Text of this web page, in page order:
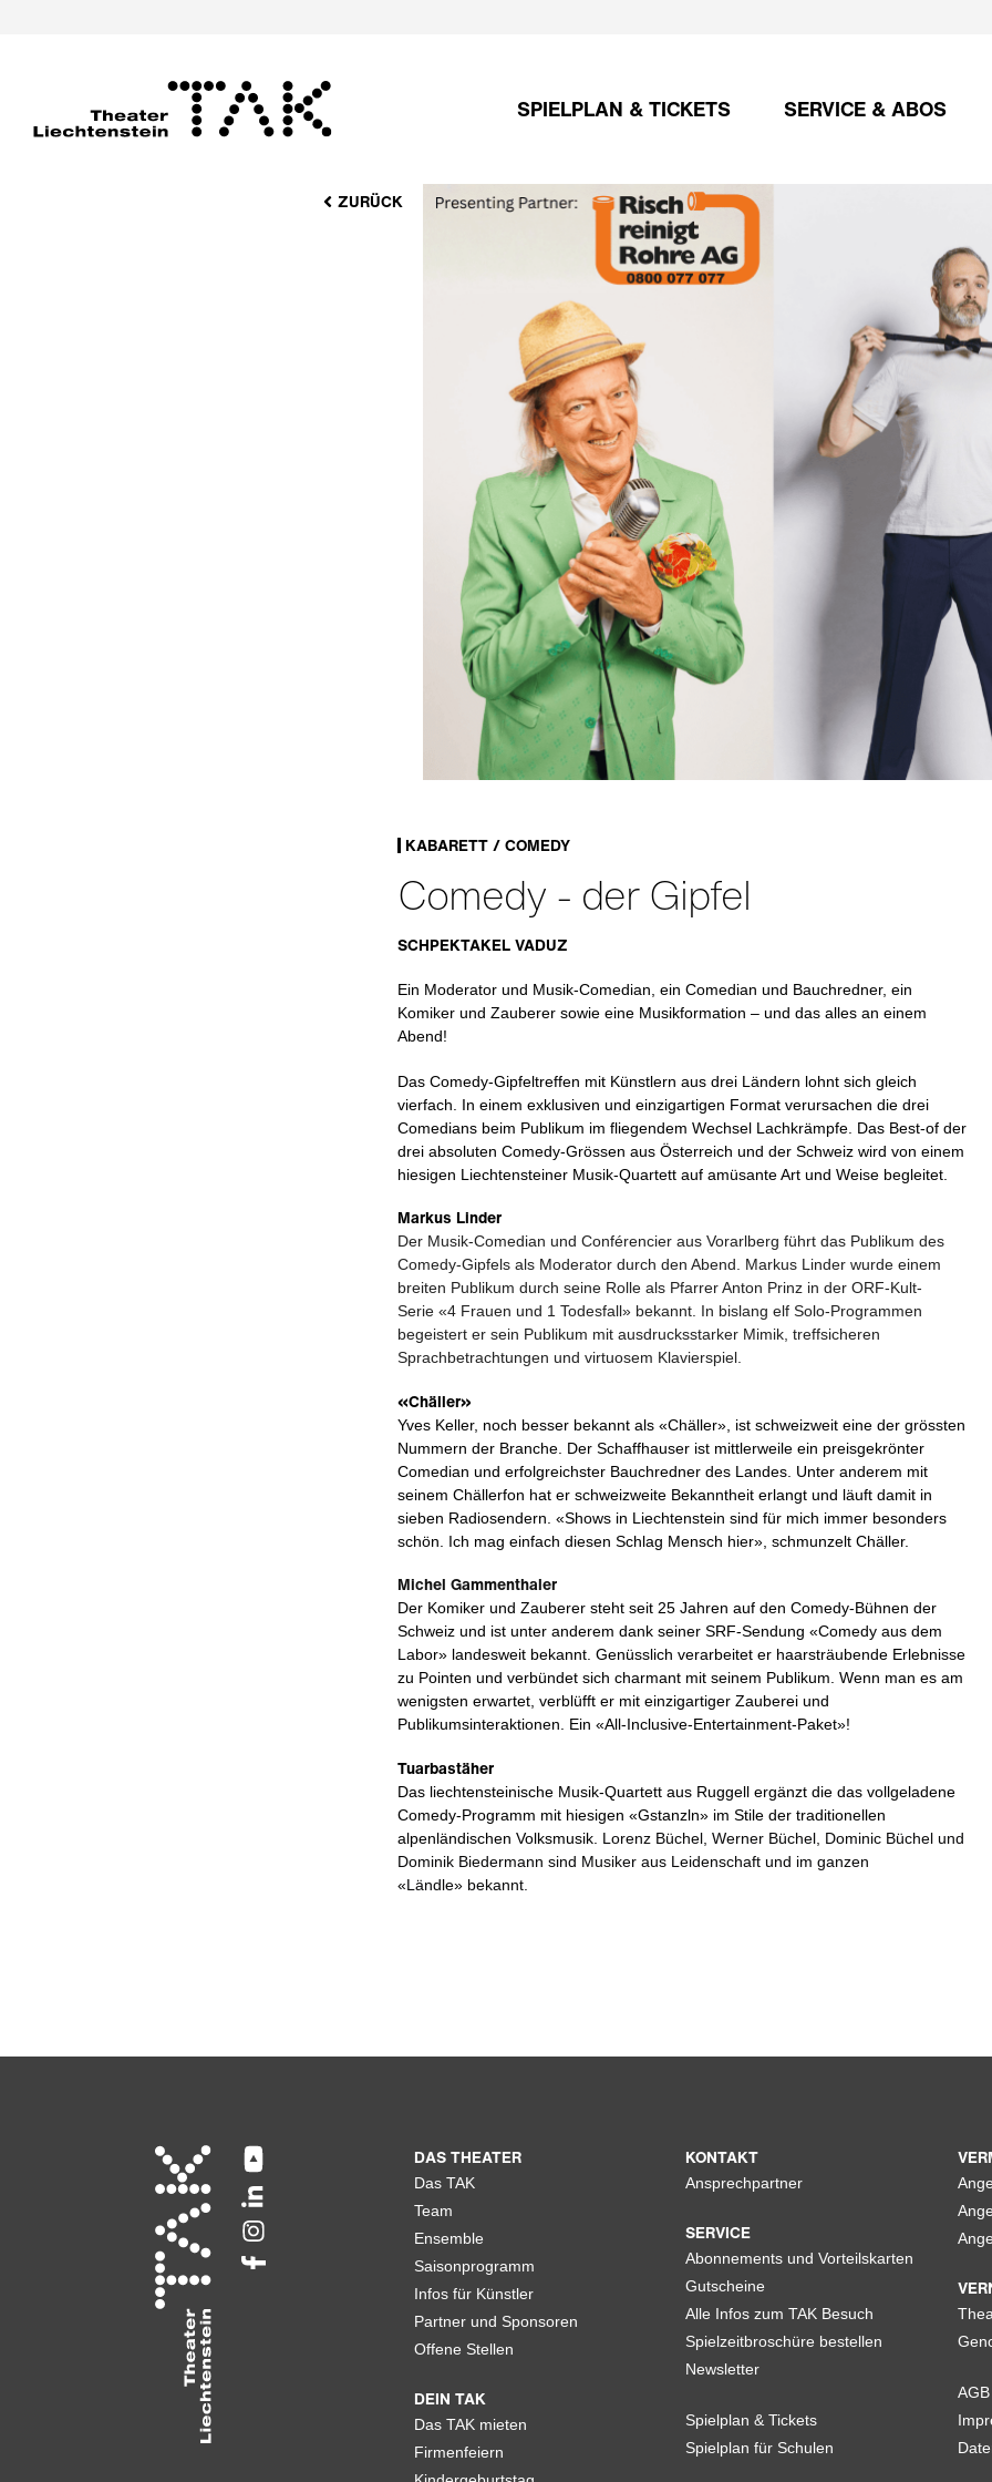
SPIELPLAN & TICKETS SERVICE & ABOS
ZURÜCK
KABARETT / COMEDY
Comedy - der Gipfel
SCHPEKTAKEL VADUZ
Ein Moderator und Musik-Comedian, ein Comedian und Bauchredner, ein
Komiker und Zauberer sowie eine Musikformation – und das alles an einem
Abend!
Das Comedy-Gipfeltreffen mit Künstlern aus drei Ländern lohnt sich gleich
vierfach. In einem exklusiven und einzigartigen Format verursachen die drei
Comedians beim Publikum im fliegendem Wechsel Lachkrämpfe. Das Best-of der
drei absoluten Comedy-Grössen aus Österreich und der Schweiz wird von einem
hiesigen Liechtensteiner Musik-Quartett auf amüsante Art und Weise begleitet.
Markus Linder
Der Musik-Comedian und Conférencier aus Vorarlberg führt das Publikum des
Comedy-Gipfels als Moderator durch den Abend. Markus Linder wurde einem
breiten Publikum durch seine Rolle als Pfarrer Anton Prinz in der ORF-Kult-
Serie «4 Frauen und 1 Todesfall» bekannt. In bislang elf Solo-Programmen
begeistert er sein Publikum mit ausdrucksstarker Mimik, treffsicheren
Sprachbetrachtungen und virtuosem Klavierspiel.
«Chäller»
Yves Keller, noch besser bekannt als «Chäller», ist schweizweit eine der grössten
Nummern der Branche. Der Schaffhauser ist mittlerweile ein preisgekrönter
Comedian und erfolgreichster Bauchredner des Landes. Unter anderem mit
seinem Chällerfon hat er schweizweite Bekanntheit erlangt und läuft damit in
sieben Radiosendern. «Shows in Liechtenstein sind für mich immer besonders
schön. Ich mag einfach diesen Schlag Mensch hier», schmunzelt Chäller.
Michel Gammenthaler
Der Komiker und Zauberer steht seit 25 Jahren auf den Comedy-Bühnen der
Schweiz und ist unter anderem dank seiner SRF-Sendung «Comedy aus dem
Labor» landesweit bekannt. Genüsslich verarbeitet er haarsträubende Erlebnisse
zu Pointen und verbündet sich charmant mit seinem Publikum. Wenn man es am
wenigsten erwartet, verblüfft er mit einzigartiger Zauberei und
Publikumsinteraktionen. Ein «All-Inclusive-Entertainment-Paket»!
Tuarbastäher
Das liechtensteinische Musik-Quartett aus Ruggell ergänzt die das vollgeladene
Comedy-Programm mit hiesigen «Gstanzln» im Stile der traditionellen
alpenländischen Volksmusik. Lorenz Büchel, Werner Büchel, Dominic Büchel und
Dominik Biedermann sind Musiker aus Leidenschaft und im ganzen
«Ländle»bekannt.
DAS THEATER
Das TAK
Team
Ensemble
Saisonprogramm
Infos für Künstler
Partner und Sponsoren
Offene Stellen
DEIN TAK
Das TAK mieten
Firmenfeiern
KONTAKT
Ansprechpartner
SERVICE
Abonnements und Vorteilskarten
Gutscheine
Alle Infos zum TAK Besuch
Spielzeitbroschüre bestellen
Newsletter
Spielplan & Tickets
Spielplan für Schulen
AGB